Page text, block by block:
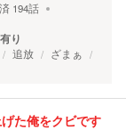
194話
り
追放
ざまぁ
げた俺をクビです